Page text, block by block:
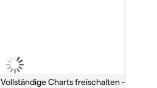
Vollständige Charts freischalten -